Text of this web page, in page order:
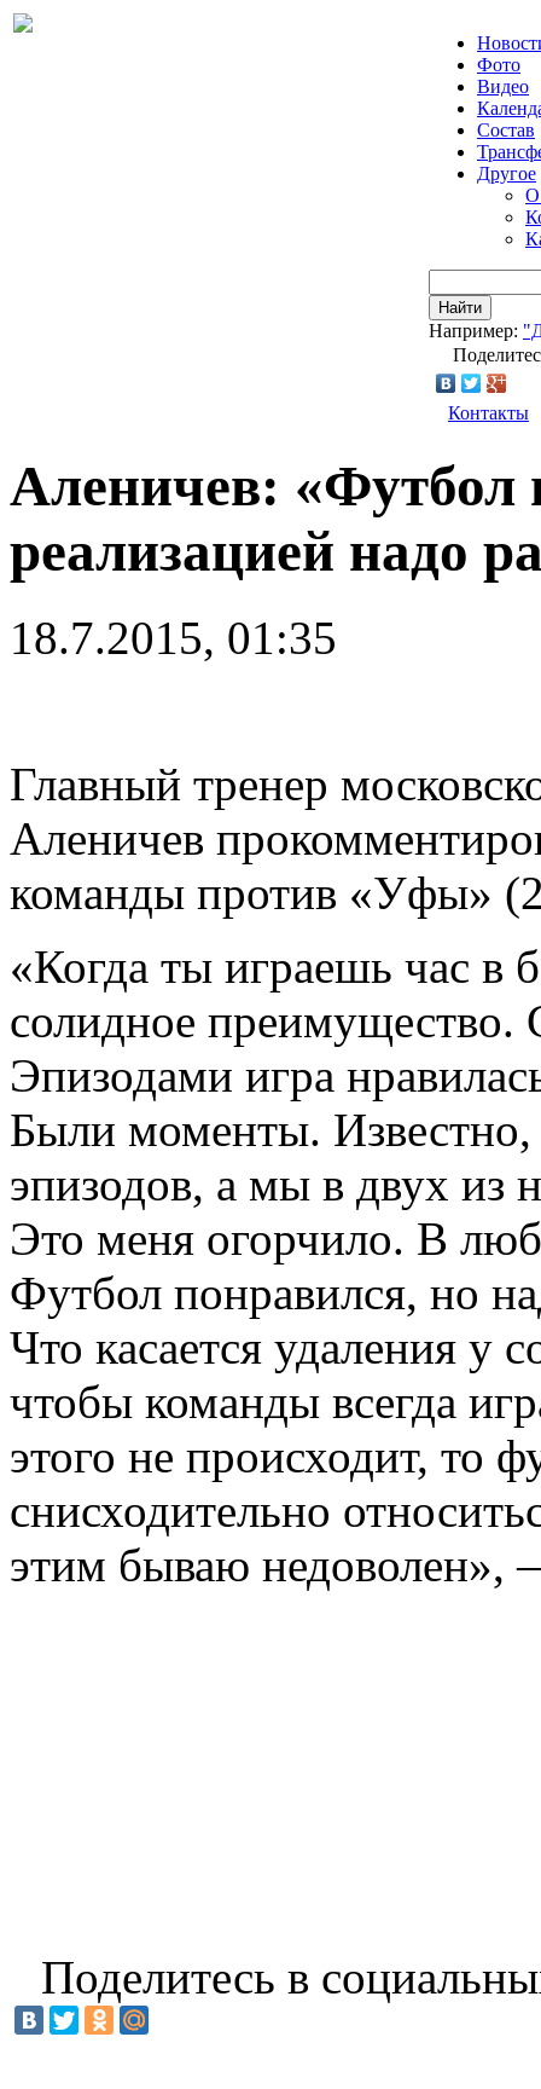
Фото
Видео
Состав
Другое
О
Найти
Например:
Контакты
Аленичев: «Футбол
реализацией надо
18.7.2015, 01:35
Главный тренер
Аленичев
команды против «Уфы»
«Когда ты играешь час в
солидное преимущество.
Эпизодами игра
Были моменты. Известно,
эпизодов, а мы в двух из
Это меня огорчило. В
Футбол понравился, но
Что касается удаления у
чтобы команды всегда
этого не происходит, то
снисходительно
этим бываю недоволен»,
Поделитесь в